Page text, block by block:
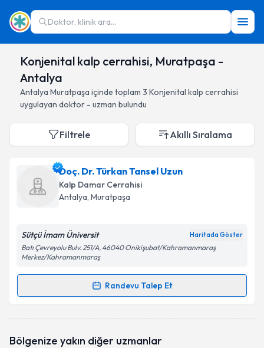
Doktor, klinik ara...
Konjenital kalp cerrahisi, Muratpaşa -
Antalya
Antalya Muratpaşa içinde toplam 3 Konjenital kalp cerrahisi
uygulayan doktor - uzman bulundu
Filtrele Akıllı Sıralama
Doç. Dr. Türkan Tansel Uzun
Kalp Damar Cerrahisi
Antalya, Muratpaşa
Sütçü İmam Üniversit Haritada Göster
Batı Çevreyolu Bulv. 251/A, 46040 Onikişubat/Kahramanmaraş
Merkez/Kahramanmaraş
Randevu Talep Et
Randevu Takvimi Talebi
talebi oluşturun. Size bu uzmandan randevu almanız
Bölgenize yakın diğer uzmanlar